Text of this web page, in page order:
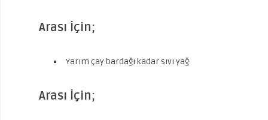
Arası İçin;
Yarım çay bardağı kadar sıvı yağ
Arası İçin;